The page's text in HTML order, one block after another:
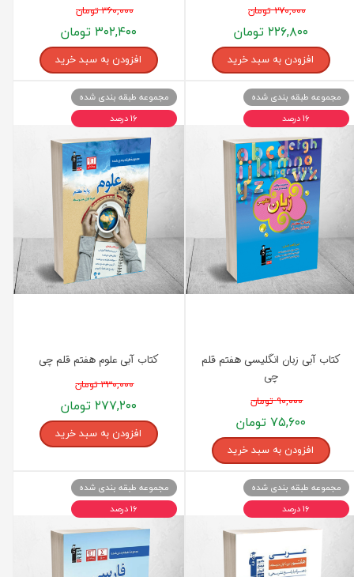
۲۷۰,۰۰۰ تومان
۲۲۶,۸۰۰ تومان
افزودن به سبد خرید
۳۶۰,۰۰۰ تومان
۳۰۲,۴۰۰ تومان
افزودن به سبد خرید
کتاب آبی زبان انگلیسی هفتم قلم
چی
۹۰,۰۰۰ تومان
۷۵,۶۰۰ تومان
افزودن به سبد خرید
مجموعه طبقه بندی شده
۱۶ درصد
کتاب آبی علوم هفتم قلم چی
۳۳۰,۰۰۰ تومان
۲۷۷,۲۰۰ تومان
افزودن به سبد خرید
مجموعه طبقه بندی شده
۱۶ درصد
مجموعه طبقه بندی شده
۱۶ درصد
مجموعه طبقه بندی شده
۱۶ درصد